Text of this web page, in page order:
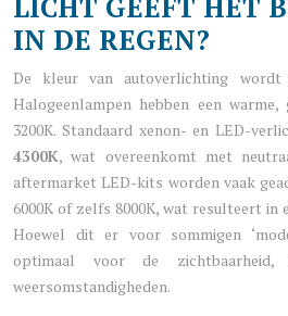
LICHT GEEFT HET
IN DE REGEN?
De kleur van autoverlichting
Halogeenlampen hebben een
3200K. Standaard xenon- en LED-
4300K, wat overeenkomt met
aftermarket LED-kits worden vaak
6000K of zelfs 8000K, wat resulteert in
Hoewel dit er voor sommigen
optimaal voor de
weersomstandigheden.